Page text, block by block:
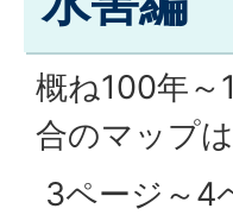
概ね100年～
合のマップ
3ページ～4